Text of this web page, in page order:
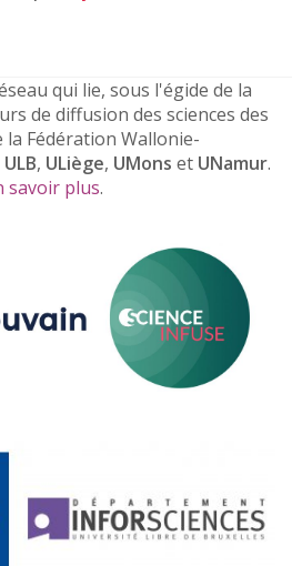
qui lie, sous l'égide de la
de diffusion des sciences des
la Fédération Wallonie-
ULB, ULiège, UMons et UNamur.
savoir plus.